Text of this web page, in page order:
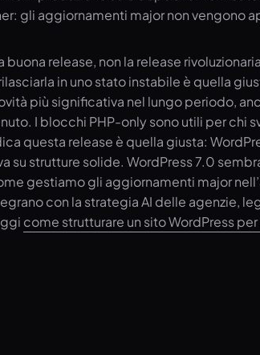
gli aggiornamenti major non
buona release, non la release
in uno stato instabile è quella
più significativa nel lungo periodo,
I blocchi PHP-only sono utili per chi
questa release è quella giusta:
su strutture solide. WordPress 7.0
gestiamo gli aggiornamenti major
con la strategia AI delle agenzie,
come strutturare un sito WordPress